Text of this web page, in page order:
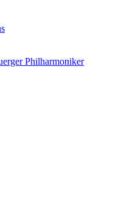
Philharmoniker